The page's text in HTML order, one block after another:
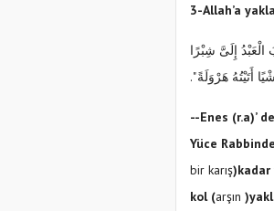
3-Allah’a
إِلَىَّ شِبْرًا
أَتَيْتُهُ هَرْوَلَةً ‏"‏‏.‏
--Enes (r.a)’
Yüce
bir karış)kadar
kol (arşın